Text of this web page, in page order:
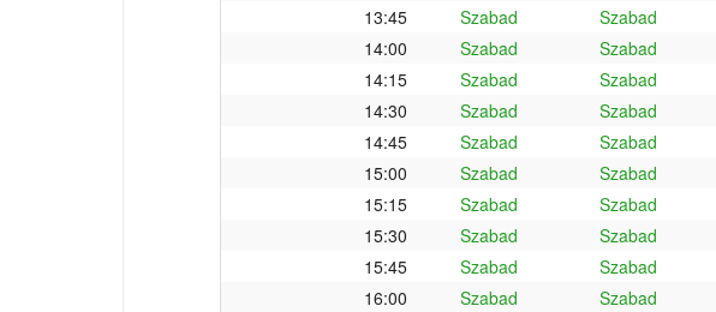
13:45
Szabad Szabad
14:00
Szabad Szabad
14:15
Szabad Szabad
14:30
Szabad Szabad
14:45
Szabad Szabad
15:00
Szabad Szabad
15:15
Szabad Szabad
15:30
Szabad Szabad
15:45
Szabad Szabad
16:00
Szabad Szabad